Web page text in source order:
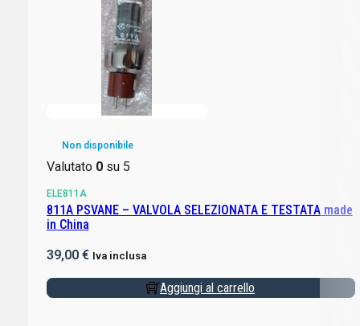
Non disponibile
Valutato 0su 5
ELE811A
811A PSVANE – VALVOLA SELEZIONATA E TESTATA made
in China
39,00 € Iva inclusa
Aggiungi al carrello